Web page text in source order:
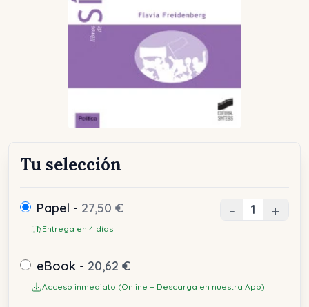
Tu selección
Papel - 27,50 €
Entrega en 4 días
- +
eBook - 20,62 €
Acceso inmediato (Online + Descarga en nuestra App)